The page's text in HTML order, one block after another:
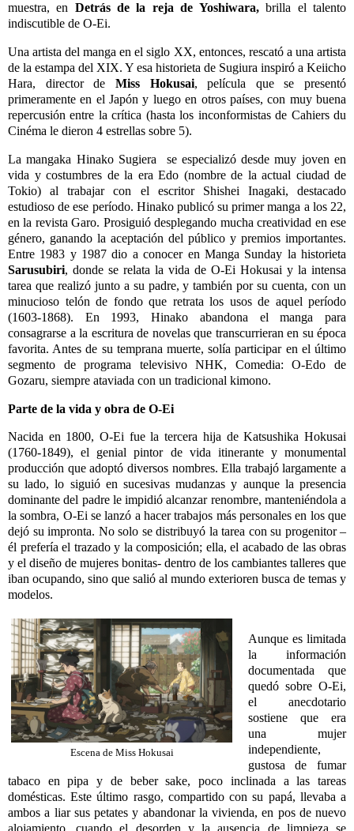
muestra, en Detrás de la reja de Yoshiwara,brilla el talento
indiscutible de O-Ei.
Una artista del manga en el siglo XX, entonces, rescató a una artista
de la estampa del XIX. Y esa historieta de Sugiura inspiró a Keiicho
Hara, director de Miss Hokusai, película que se presentó
primeramente en el Japón y luego en otros países, con muy buena
repercusión entre la crítica (hasta los inconformistas de Cahiers du
Cinéma le dieron 4 estrellas sobre 5).
La mangaka Hinako Sugiera se especializó desde muy joven en
vida y costumbres de la era Edo (nombre de la actual ciudad de
Tokio) al trabajar con el escritor Shishei Inagaki, destacado
estudioso de ese período. Hinako publicó su primer manga a los 22,
en la revista Garo. Prosiguió desplegando mucha creatividad en ese
género, ganando la aceptación del público y premios importantes.
Entre 1983 y 1987 dio a conocer en Manga Sunday la historieta
Sarusubiri, donde se relata la vida de O-Ei Hokusai y la intensa
tarea que realizó junto a su padre, y también por su cuenta, con un
minucioso telón de fondo que retrata los usos de aquel período
(1603-1868). En 1993, Hinako abandona el manga para
consagrarse a la escritura de novelas que transcurrieran en su época
favorita. Antes de su temprana muerte, solía participar en el último
segmento de programa televisivo NHK, Comedia: O-Edo de
Gozaru, siempre ataviada con un tradicional kimono.
Parte de la vida y obra de O-Ei
Nacida en 1800, O-Ei fue la tercera hija de Katsushika Hokusai
(1760-1849), el genial pintor de vida itinerante y monumental
producción que adoptó diversos nombres. Ella trabajó largamente a
su lado, lo siguió en sucesivas mudanzas y aunque la presencia
dominante del padre le impidió alcanzar renombre, manteniéndola a
la sombra, O-Ei se lanzó a hacer trabajos más personales en los que
dejó su impronta. No solo se distribuyó la tarea con su progenitor –
él prefería el trazado y la composición; ella, el acabado de las obras
y el diseño de mujeres bonitas- dentro de los cambiantes talleres que
iban ocupando, sino que salió al mundo exterioren busca de temas y
modelos.
Escena de Miss Hokusai
Aunque es limitada
la información
documentada que
quedó sobre O-Ei,
el anecdotario
sostiene que era
una mujer
independiente,
gustosa de fumar
tabaco en pipa y de beber sake, poco inclinada a las tareas
domésticas. Este último rasgo, compartido con su papá, llevaba a
ambos a liar sus petates y abandonar la vivienda, en pos de nuevo